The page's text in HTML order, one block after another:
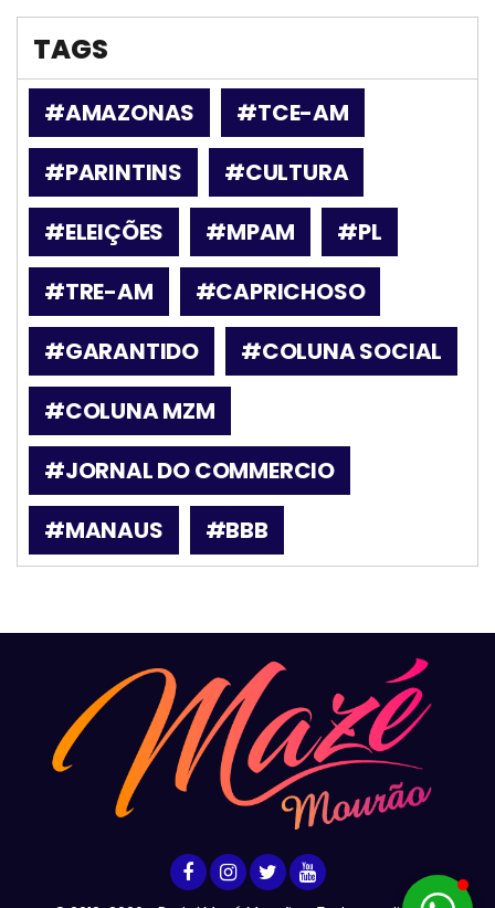
TAGS
#AMAZONAS
#TCE-AM
#PARINTINS
#CULTURA
#ELEIÇÕES
#MPAM
#PL
#TRE-AM
#CAPRICHOSO
#GARANTIDO
#COLUNA SOCIAL
#COLUNA MZM
#JORNAL DO COMMERCIO
#MANAUS
#BBB